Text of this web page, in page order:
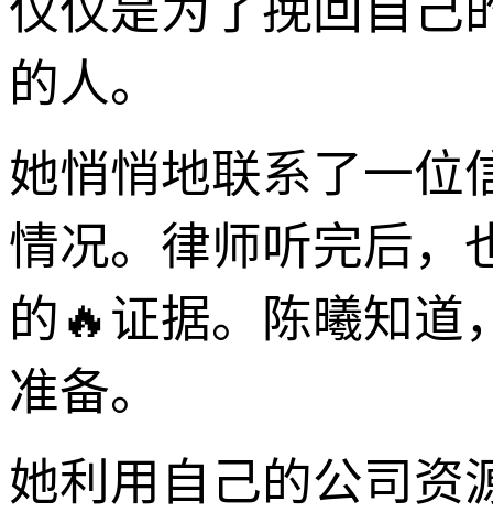
仅仅是为了挽回自己
的人。
她悄悄地联系了一位
情况。律师听完后，
的🔥证据。陈曦知道
准备。
她利用自己的公司资